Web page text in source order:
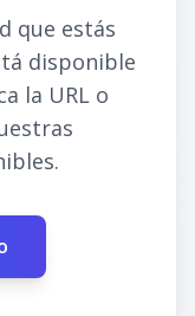
que estás
disponible
la URL o